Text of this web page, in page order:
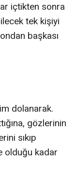
içtikten sonra
tek kişiyi
başkası
dolanarak.
gözlerinin
sıkıp
olduğu kadar